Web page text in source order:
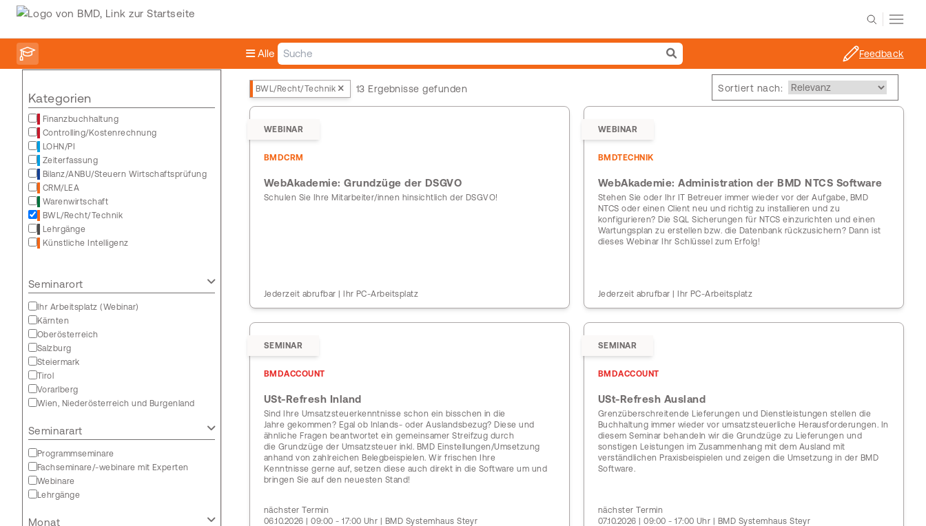
Alle Feedback
Kategorien
Finanzbuchhaltung
Controlling/Kostenrechnung
LOHN/PI
Zeiterfassung
Bilanz/ANBU/Steuern Wirtschaftsprüfung
CRM/LEA
Warenwirtschaft
BWL/Recht/Technik
Lehrgänge
Künstliche Intelligenz
Seminarort
Ihr Arbeitsplatz (Webinar)
Kärnten
Oberösterreich
Salzburg
Steiermark
Tirol
Vorarlberg
Wien, Niederösterreich und Burgenland
Seminarart
Programmseminare
Fachseminare/-webinare mit Experten
Webinare
Lehrgänge
Monat
BWL/Recht/Technik 13 Ergebnisse gefunden Sortiert nach:
WEBINAR
BMDCRM
WebAkademie: Grundzüge der DSGVO
Schulen Sie Ihre Mitarbeiter/innen hinsichtlich der DSGVO!
Jederzeit abrufbar | Ihr PC-Arbeitsplatz
WEBINAR
BMDTECHNIK
WebAkademie: Administration der BMD NTCS Software
Stehen Sie oder Ihr IT Betreuer immer wieder vor der Aufgabe, BMD
NTCS oder einen Client neu und richtig zu installieren und zu
konfigurieren? Die SQL Sicherungen für NTCS einzurichten und einen
Wartungsplan zu erstellen bzw. die Datenbank rückzusichern? Dann ist
dieses Webinar Ihr Schlüssel zum Erfolg!
Jederzeit abrufbar | Ihr PC-Arbeitsplatz
SEMINAR
BMDACCOUNT
USt-Refresh Inland
Sind Ihre Umsatzsteuerkenntnisse schon ein bisschen in die
Jahre gekommen? Egal ob Inlands- oder Auslandsbezug? Diese und
ähnliche Fragen beantwortet ein gemeinsamer Streifzug durch
die Grundzüge der Umsatzsteuer inkl. BMD Einstellungen/Umsetzung
anhand von zahlreichen Belegbeispielen. Wir frischen Ihre
Kenntnisse gerne auf, setzen diese auch direkt in die Software um und
bringen Sie auf den neuesten Stand!
nächster Termin
06.10.2026 | 09:00 - 17:00 Uhr | BMD Systemhaus Steyr
SEMINAR
BMDACCOUNT
USt-Refresh Ausland
Grenzüberschreitende Lieferungen und Dienstleistungen stellen die
Buchhaltung immer wieder vor umsatzsteuerliche Herausforderungen. In
diesem Seminar behandeln wir die Grundzüge zu Lieferungen und
sonstigen Leistungen im Zusammenhang mit dem Ausland mit
verständlichen Praxisbeispielen und zeigen die Umsetzung in der BMD
Software.
nächster Termin
07.10.2026 | 09:00 - 17:00 Uhr | BMD Systemhaus Steyr